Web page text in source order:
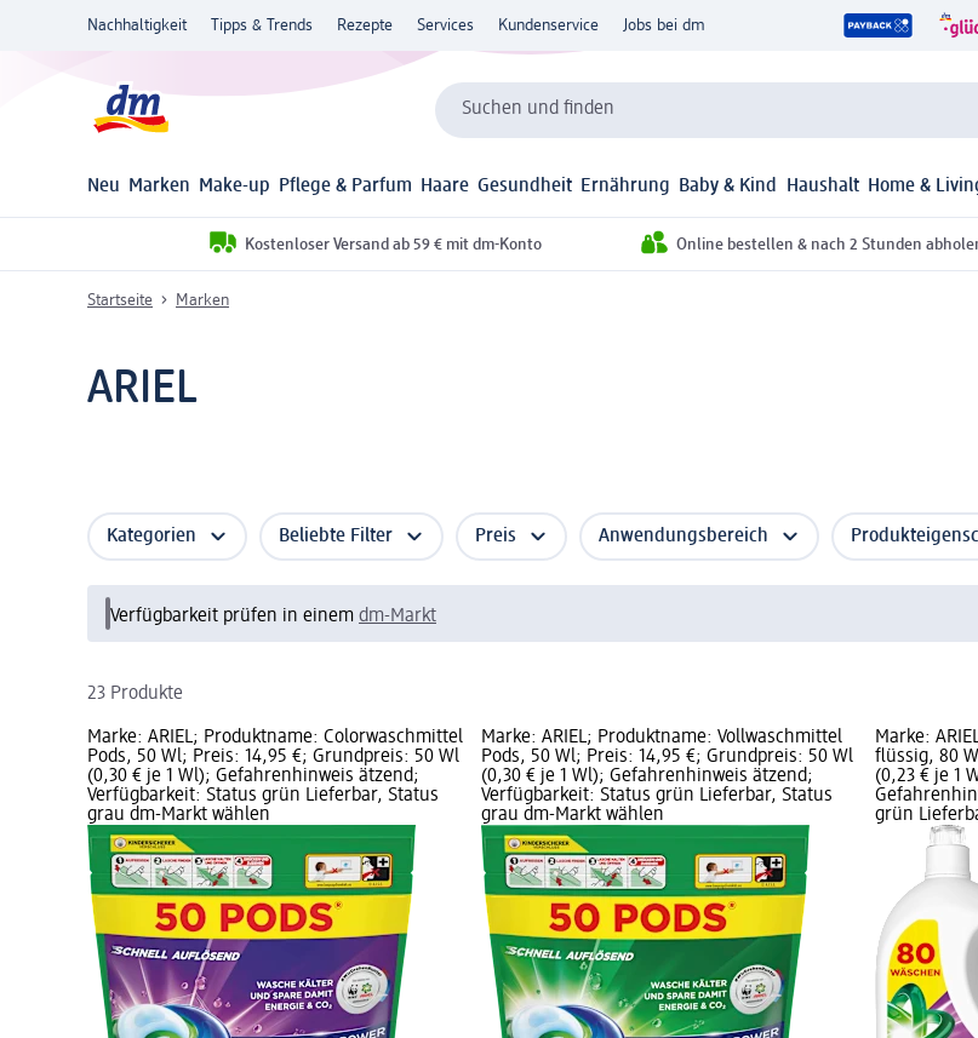
Nachhaltigkeit Tipps & Trends Rezepte Services Kundenservice Jobs bei dm
Suchen und finden
Neu Marken Make-up Pflege & Parfum Haare Gesundheit Ernährung Baby & Kind Haushalt Home &
Kostenloser Versand ab 59 € mit dm-Konto Online bestellen & nach 2 Stunden
Startseite Marken
ARIEL
Kategorien Beliebte Filter Preis Anwendungsbereich
Verfügbarkeit prüfen in einem dm-Markt
23 Produkte
Marke: ARIEL; Produktname: Colorwaschmittel
Pods, 50 Wl; Preis: 14,95 €; Grundpreis: 50 Wl
(0,30 € je 1 Wl); Gefahrenhinweis ätzend;
Verfügbarkeit: Status grün Lieferbar, Status
grau dm-Markt wählen
Marke: ARIEL; Produktname: Vollwaschmittel
Pods, 50 Wl; Preis: 14,95 €; Grundpreis: 50 Wl
(0,30 € je 1 Wl); Gefahrenhinweis ätzend;
Verfügbarkeit: Status grün Lieferbar, Status
grau dm-Markt wählen
Marke:
flüssig, 80
(0,23 € je 1
grün